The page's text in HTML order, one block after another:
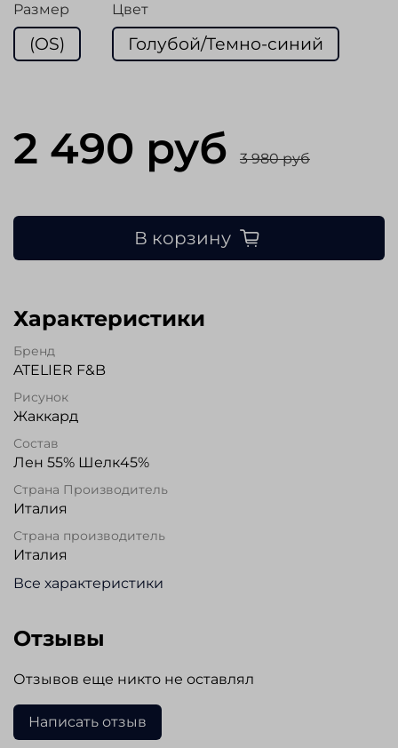
Размер
(OS)
Цвет
Голубой/Темно-синий
2 490 руб 3 980 руб
В корзину
Характеристики
Бренд
ATELIER F&B
Рисунок
Жаккард
Состав
Лен 55% Шелк45%
Страна Производитель
Италия
Страна производитель
Италия
Все характеристики
Отзывы
Отзывов еще никто не оставлял
Написать отзыв